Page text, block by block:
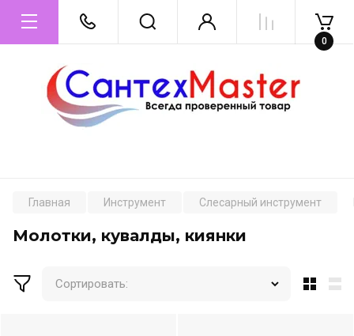
0
Главная Инструмент Слесарный инструмент
Молотки, кувалды, киянки
Сортировать: